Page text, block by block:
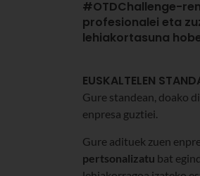
#OTDChallenge-
profesionalei eta
lehiakortasuna
EUSKALTELEN
Gure standean, doako
enpresa guztiei.
Gure adituek zuen
pertsonalizatu bat